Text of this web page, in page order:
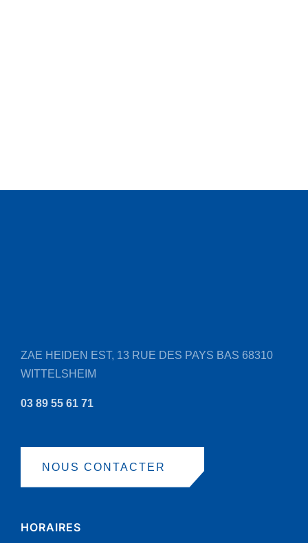
ZAE HEIDEN EST, 13 RUE DES PAYS BAS 68310
WITTELSHEIM
03 89 55 61 71
NOUS CONTACTER
HORAIRES